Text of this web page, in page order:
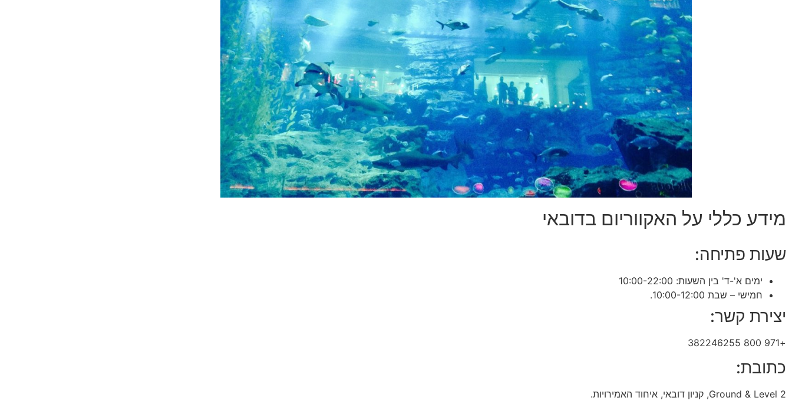
מידע כללי על האקווריום בדובאי
שעות פתיחה:
ימים א'-ד' בין השעות: 10:00-22:00
חמישי – שבת 10:00-12:00.
יצירת קשר:
+971 800 382246255
כתובת:
Ground & Level 2, קניון דובאי, איחוד האמירויות.